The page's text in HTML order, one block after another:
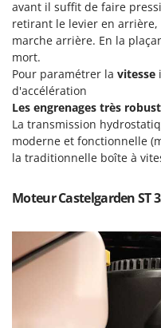
Tondeuses
Tondeuses
Trancheuses
Trancheuses de sol
Transpalettes
Treuils de débardage
Tronçonneuses
V
Vibroculteurs à
Laica
Lampacrescia -
LAR Casalinghi
Lavor
Linea VZ
Lisam
M
Macom
Macte Ovens
MAMMAMIA
avant il suffit de faire
retirant le levier en
marche arrière. En la
mort.
Pour paramétrer la vitesse
d'accélération
Les engrenages très
La transmission
moderne et fonctionnelle
la traditionnelle boîte à
Moteur Castelgarden ST